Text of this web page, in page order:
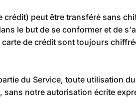
peut être transféré sans
le but de se conformer et de
de crédit sont toujours
du Service, toute utilisation
sans notre autorisation écrite